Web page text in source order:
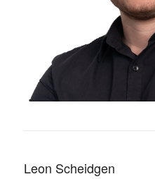
Leon Scheidgen